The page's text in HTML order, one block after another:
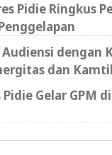
Pidie Ringkus
dengan
dan
Gelar GPM